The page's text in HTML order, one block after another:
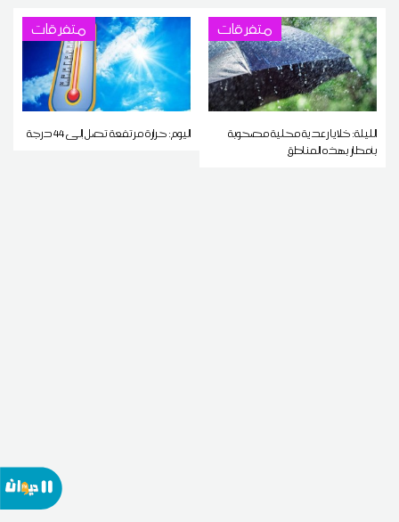
متفرقات
الليلة: خلايا رعدية محلية مصحوبة
بأمطار بهذه المناطق
متفرقات
اليوم: حرارة مرتفعة تصل إلى 44 درجة